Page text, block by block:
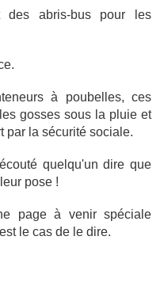
des abris-bus pour les
à poubelles, ces
gosses sous la pluie et
par la sécurité sociale.
quelqu'un dire que
pose !
page à venir spéciale
le cas de le dire.